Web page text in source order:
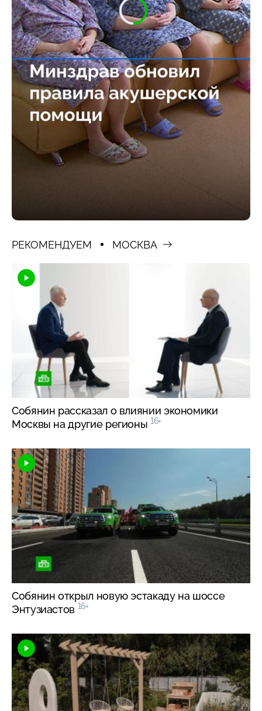
РЕКОМЕНДУЕМ МОСКВА
Собянин рассказал о влиянии экономики
Москвы на другие регионы 16+
Собянин открыл новую эстакаду на шоссе
Энтузиастов 16+